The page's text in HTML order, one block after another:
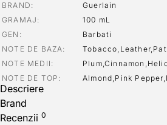
BRAND
Guerlain
GRAMAJ
100 mL
GEN
Barbati
NOTE DE BAZA
NOTE MEDII
NOTE DE TOP
Almond,Pink
Descriere
Brand
Recenzii 0